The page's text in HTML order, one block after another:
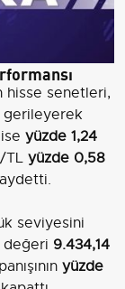
hisse senetleri,
gerileyerek
ise yüzde 1,24
TL yüzde 0,58
seviyesini
9.434,14
yüzde